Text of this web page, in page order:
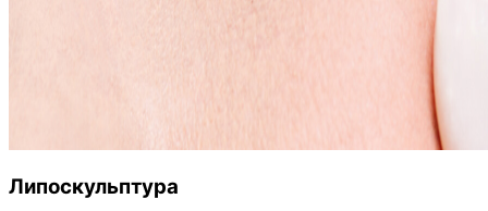
Липоскульптура